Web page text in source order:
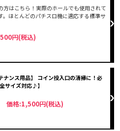
方はこちら！実際のホールでも使用されて
。ほとんどのパチスロ機に適応する標準サ
円(税込)
ナンス用品】 コイン投入口の清掃に！必
サイズ対応♪】
価格:1,500円(税込)